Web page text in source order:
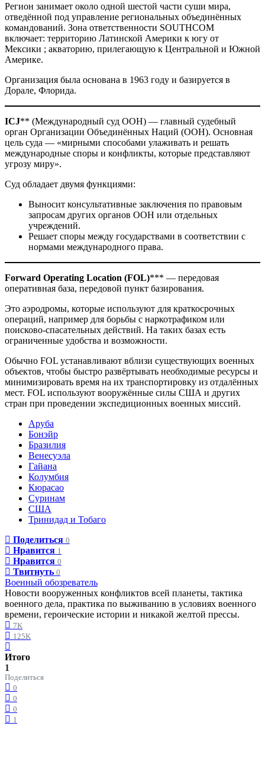
Регион занимает около одной шестой части суши мира,
отведённой под управление региональных объединённых
командований. Зона ответственности SOUTHCOM
включает: территорию Латинской Америки к югу от
Мексики ; акваторию, прилегающую к Центральной и Южной
Америке.
Организация была основана в 1963 году и базируется в
Дорале, Флорида.
ICJ** (Международный суд ООН) — главный судебный
орган Организации Объединённых Наций (ООН). Основная
цель суда — «мирными способами улаживать и решать
международные споры и конфликты, которые представляют
угрозу миру».
Суд обладает двумя функциями:
Выносит консультативные заключения по правовым
запросам других органов ООН или отдельных
учреждений.
Решает споры между государствами в соответствии с
нормами международного права.
Forward Operating Location (FOL)*** — передовая
оперативная база, передовой пункт базирования.
Это аэродромы, которые используют для краткосрочных
операций, например для борьбы с наркотрафиком или
поисково-спасательных действий. На таких базах есть
ограниченные удобства и возможности.
Обычно FOL устанавливают вблизи существующих военных
объектов, чтобы быстро развёртывать необходимые ресурсы и
минимизировать время на их транспортировку из отдалённых
мест. FOL используют вооружённые силы США и других
стран при проведении экспедиционных военных миссий.
Аруба
Бонэйр
Бразилия
Венесуэла
Гайана
Колумбия
Кюрасао
Суринам
США
Тринидад и Тобаго
Поделиться 0
Нравится 1
Нравится 0
Твитнуть 0
Военный обозреватель
Новости вооруженных конфликтов всей планеты, тактика
военного дела, практика по выживанию в условиях военного
времени, героические истории и никакой желтой прессы.
7K
125K
Итого
1
Поделиться
0
0
0
1